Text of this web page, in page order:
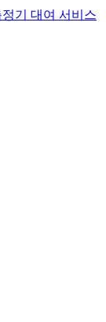
기 대여 서비스